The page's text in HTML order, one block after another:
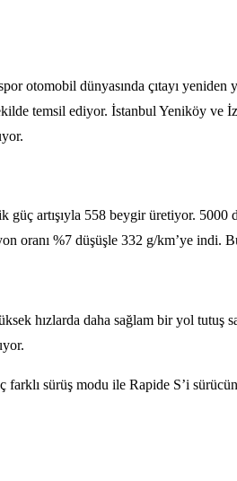
otomobil dünyasında çıtayı yeniden
temsil ediyor. İstanbul Yeniköy
güç artışıyla 558 beygir üretiyor.
oranı %7 düşüşle 332 g/km’ye indi.
hızlarda daha sağlam bir yol
farklı sürüş modu ile Rapide S’i